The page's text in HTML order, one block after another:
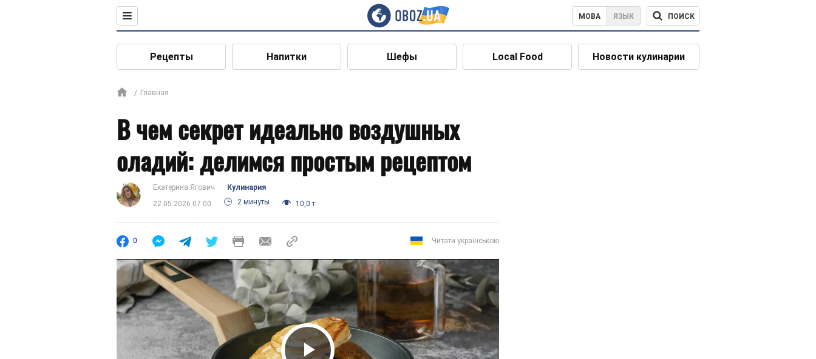
МОВА ЯЗЫК ПОИСК
Рецепты Напитки Шефы Local Food Новости кулинарии
Главная
В чем секрет идеально воздушных
оладий: делимся простым рецептом
Екатерина Ягович
Кулинария
22.05.2026 07:00
2 минуты 10,0 т.
0 Читати українською